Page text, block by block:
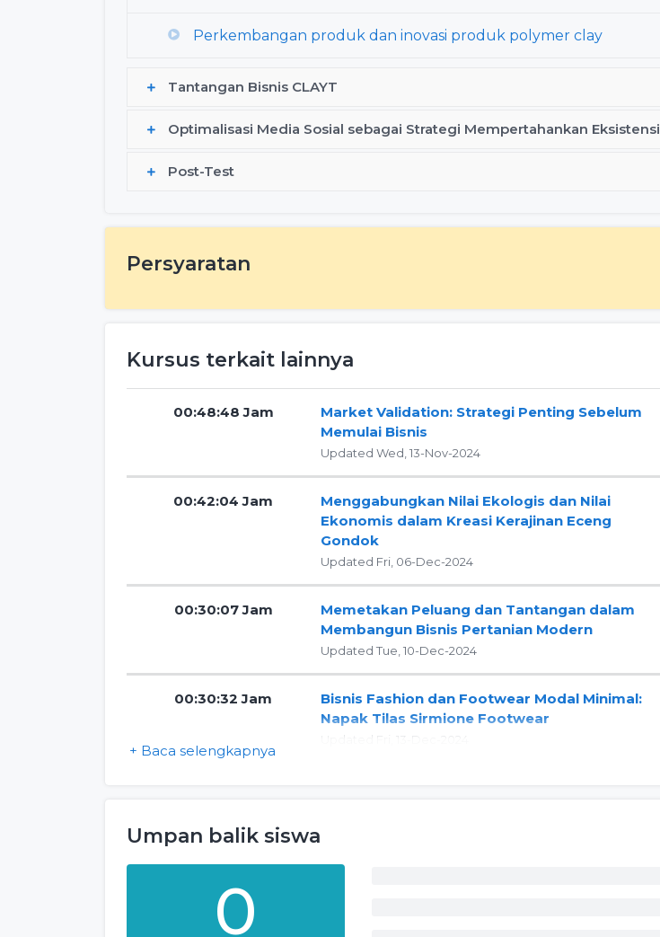
Perkembangan produk dan inovasi produk polymer clay
Tantangan Bisnis CLAYT
Optimalisasi Media Sosial sebagai Strategi Mempertahankan Eksistensi
Post-Test
Persyaratan
+ Baca selengkapnya
Kursus terkait lainnya
00:48:48 Jam
Market Validation: Strategi Penting Sebelum
Memulai Bisnis
Updated Wed, 13-Nov-2024
00:42:04 Jam
Menggabungkan Nilai Ekologis dan Nilai
Ekonomis dalam Kreasi Kerajinan Eceng
Gondok
Updated Fri, 06-Dec-2024
00:30:07 Jam
Memetakan Peluang dan Tantangan dalam
Membangun Bisnis Pertanian Modern
Updated Tue, 10-Dec-2024
00:30:32 Jam
Bisnis Fashion dan Footwear Modal Minimal:
Napak Tilas Sirmione Footwear
Updated Fri, 13-Dec-2024
Umpan balik siswa
0